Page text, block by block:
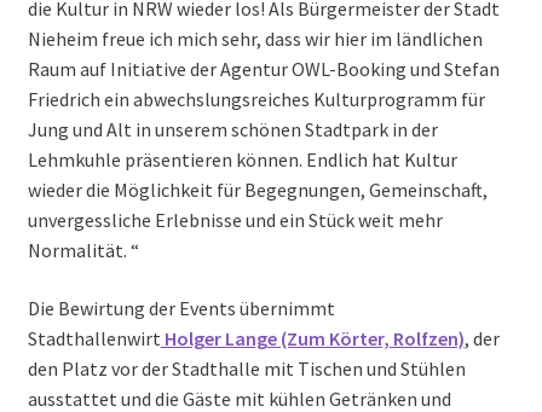
die Kultur in NRW wieder los! Als Bürgermeister der Stadt
Nieheim freue ich mich sehr, dass wir hier im ländlichen
Raum auf Initiative der Agentur OWL-Booking und Stefan
Friedrich ein abwechslungsreiches Kulturprogramm für
Jung und Alt in unserem schönen Stadtpark in der
Lehmkuhle präsentieren können. Endlich hat Kultur
wieder die Möglichkeit für Begegnungen, Gemeinschaft,
unvergessliche Erlebnisse und ein Stück weit mehr
Normalität. “
Die Bewirtung der Events übernimmt
Stadthallenwirt Holger Lange (Zum Körter, Rolfzen), der
den Platz vor der Stadthalle mit Tischen und Stühlen
ausstattet und die Gäste mit kühlen Getränken und